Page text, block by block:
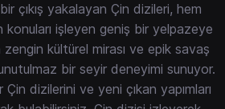
çıkış yakalayan Çin dizileri, hem
işleyen geniş bir yelpazeye
zengin kültürel mirası ve epik savaş
bir seyir deneyimi sunuyor.
dizilerini ve yeni çıkan yapımları